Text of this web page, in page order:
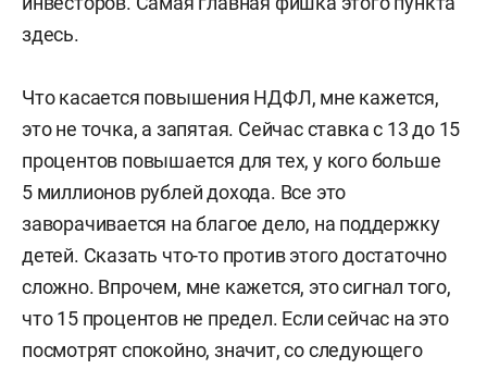
здесь.
Что касается повышения НДФЛ, мне кажется,
это не точка, а запятая. Сейчас ставка с 13 до 15
процентов повышается для тех, у кого больше
5 миллионов рублей дохода. Все это
заворачивается на благое дело, на поддержку
детей. Сказать что-то против этого достаточно
сложно. Впрочем, мне кажется, это сигнал того,
что 15 процентов не предел. Если сейчас на это
посмотрят спокойно, значит, со следующего